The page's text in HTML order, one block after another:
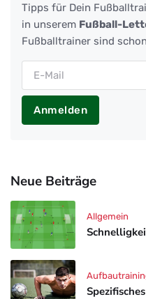
Tipps für Dein
in unserem Fußball-
Fußballtrainer sind
Anmelden
Neue Beiträge
Allgemein